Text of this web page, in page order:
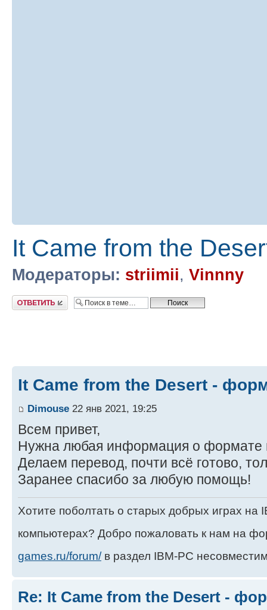
It Came from the
Модераторы: striimii, Vinnny
Ответить
It Came from the Desert -
Dimouse 22 янв 2021, 19:25
Всем привет,
Нужна любая информация о формате
Делаем перевод, почти всё готово,
Заранее спасибо за любую помощь!
Хотите поболтать о старых добрых играх на
компьютерах? Добро пожаловать к нам на
games.ru/forum/в раздел IBM-PC
Re: It Came from the Desert -